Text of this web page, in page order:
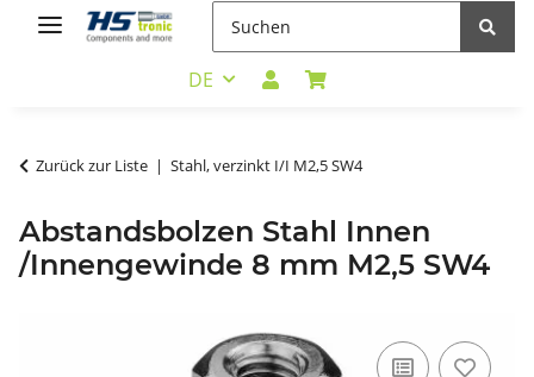
DE
Zurück zur Liste Stahl, verzinkt I/I M2,5 SW4
Abstandsbolzen Stahl Innen
/Innengewinde 8 mm M2,5 SW4